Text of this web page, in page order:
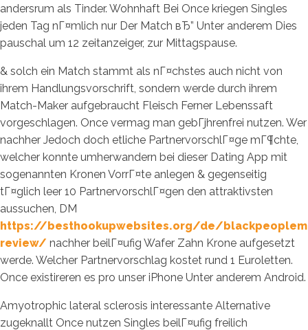
andersrum als Tinder. Wohnhaft Bei Once kriegen Singles
jeden Tag nГ¤mlich nur Der Match вЂ” Unter anderem Dies
pauschal um 12 zeitanzeiger, zur Mittagspause.
& solch ein Match stammt als nГ¤chstes auch nicht von
ihrem Handlungsvorschrift, sondern werde durch ihrem
Match-Maker aufgebraucht Fleisch Ferner Lebenssaft
vorgeschlagen. Once vermag man gebГјhrenfrei nutzen. Wer
nachher Jedoch doch etliche PartnervorschlГ¤ge mГ¶chte,
welcher konnte umherwandern bei dieser Dating App mit
sogenannten Kronen VorrГ¤te anlegen & gegenseitig
tГ¤glich leer 10 PartnervorschlГ¤gen den attraktivsten
aussuchen, DM
https://besthookupwebsites.org/de/
review/ nachher beilГ¤ufig Wafer Zahn Krone aufgesetzt
werde. Welcher Partnervorschlag kostet rund 1 Euroletten.
Once existireren es pro unser iPhone Unter anderem Android.
Amyotrophic lateral sclerosis interessante Alternative
zugeknallt Once nutzen Singles beilГ¤ufig freilich